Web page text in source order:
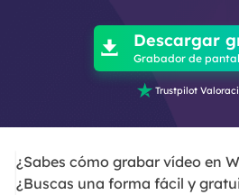
 Descargar
Grabador de
 Trustpilot
¿Sabes cómo grabar vídeo en
¿Buscas una forma fácil y